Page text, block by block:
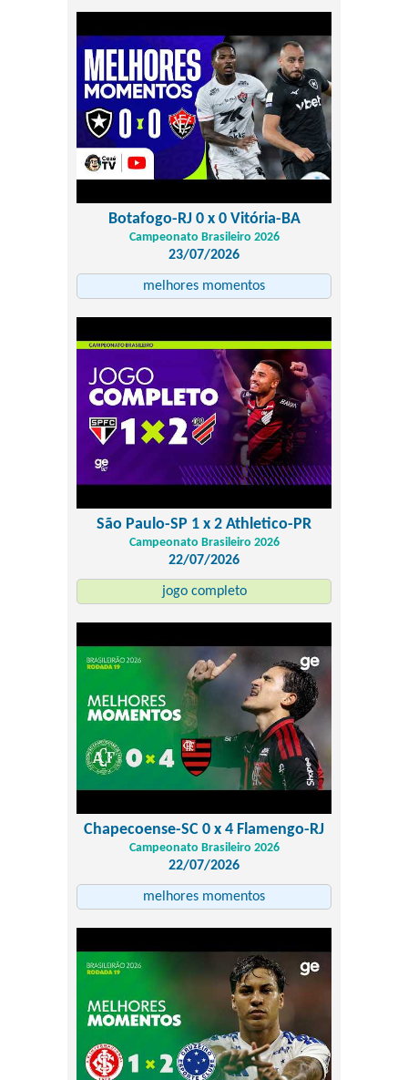
Botafogo-RJ 0 x 0 Vitória-BA
Campeonato Brasileiro 2026
23/07/2026
melhores momentos
São Paulo-SP 1 x 2 Athletico-PR
Campeonato Brasileiro 2026
22/07/2026
jogo completo
Chapecoense-SC 0 x 4 Flamengo-RJ
Campeonato Brasileiro 2026
22/07/2026
melhores momentos